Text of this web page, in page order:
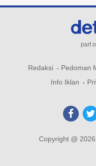
part
Redaksi Pedoman
Info Iklan
Copyright @